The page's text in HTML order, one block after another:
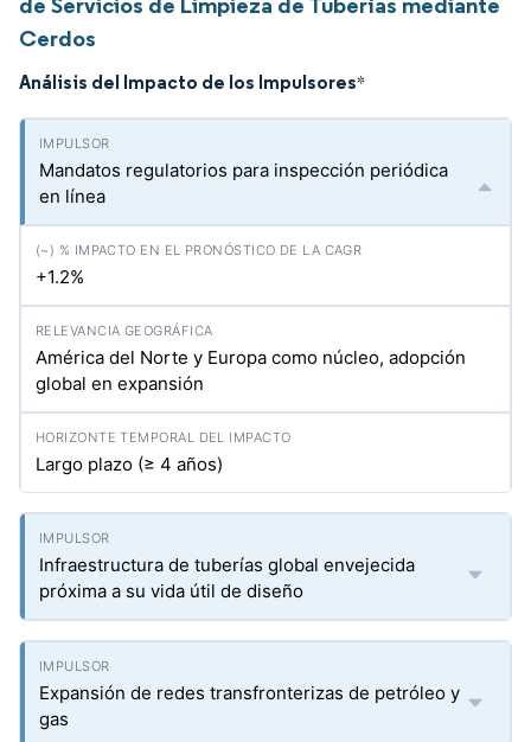
Cerdos
Análisis del Impacto de los Impulsores*
Mandatos regulatorios para inspección periódica
en línea
+1.2%
América del Norte y Europa como núcleo, adopción
global en expansión
Largo plazo (≥ 4 años)
Infraestructura de tuberías global envejecida
próxima a su vida útil de diseño
Expansión de redes transfronterizas de petróleo y
gas